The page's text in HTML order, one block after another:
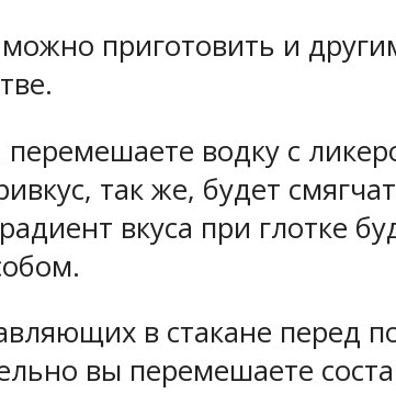
приготовить и
водку с
так же, будет
вкуса при глотке
в стакане перед
вы перемешаете